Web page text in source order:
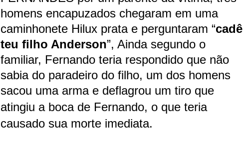
homens encapuzados chegaram em uma
caminhonete Hilux prata e perguntaram “cadê
teu filho Anderson”, Ainda segundo o
familiar, Fernando teria respondido que não
sabia do paradeiro do filho, um dos homens
sacou uma arma e deflagrou um tiro que
atingiu a boca de Fernando, o que teria
causado sua morte imediata.